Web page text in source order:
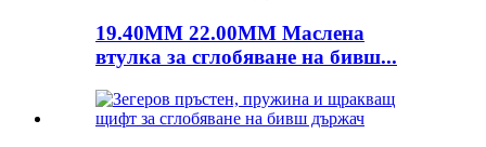
19.40MM 22.00MM Маслена
втулка за сглобяване на бивш...